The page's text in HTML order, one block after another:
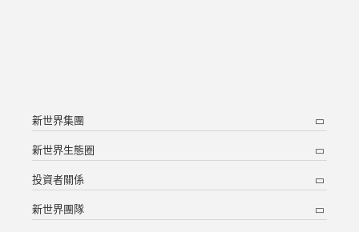
新世界集團
新世界生態圈
投資者關係
新世界團隊